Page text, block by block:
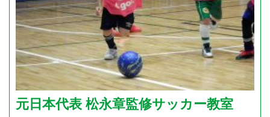
元日本代表 松永章監修サッカー教室